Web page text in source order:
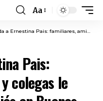
Font
Resizer
Aa
Pais: familiares, amigos y colegas le dieron el último adiós en Buenos Aires
Pais:
colegas le